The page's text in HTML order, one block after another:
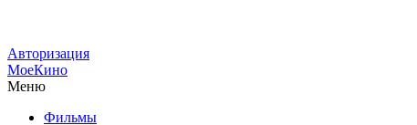
Авторизация
МоеКино
Меню
Фильмы